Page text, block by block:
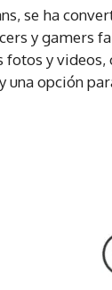
se ha
y gamers
fotos y videos,
una opción